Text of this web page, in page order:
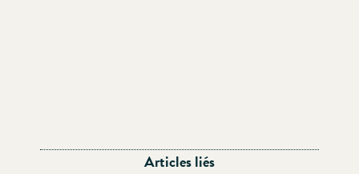
Articles liés